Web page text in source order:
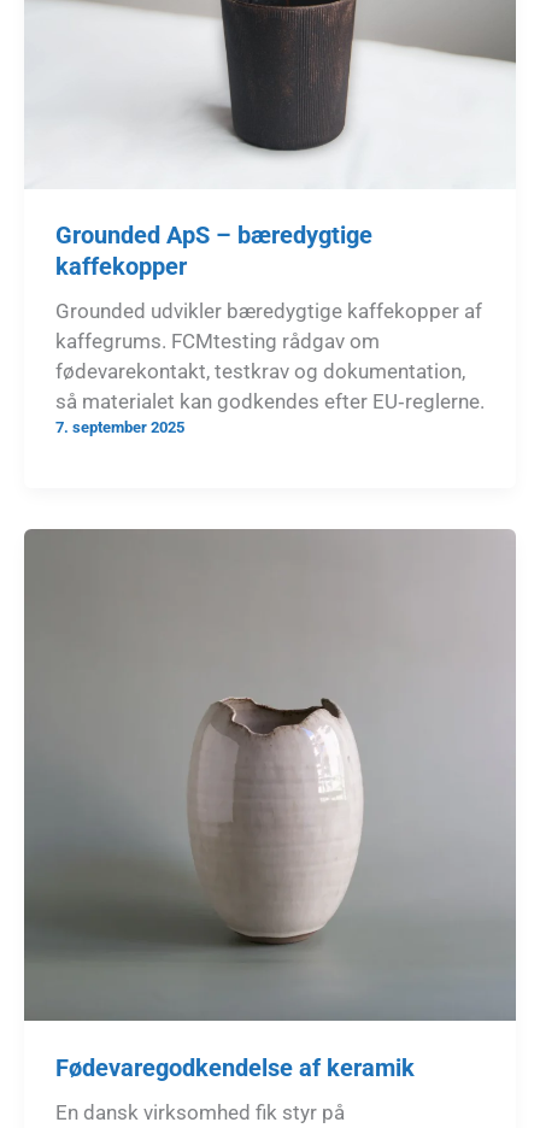
Grounded ApS – bæredygtige
kaffekopper
Grounded udvikler bæredygtige kaffekopper af
kaffegrums. FCMtesting rådgav om
fødevarekontakt, testkrav og dokumentation,
så materialet kan godkendes efter EU‑reglerne.
7. september 2025
Fødevaregodkendelse af keramik
En dansk virksomhed fik styr på